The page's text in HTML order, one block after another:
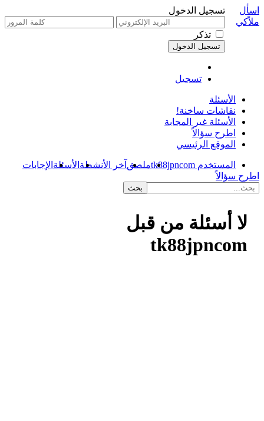
تسجيل الدخول
تذكر
تسجيل
اسأل
ملاًكي
الأسئلة
نقاشات ساخنة!
الأسئلة غير المجابة
اطرح سؤالاً
الموقع الرئيسي
المستخدم tk88jpncom ملصق آخر الأنشطة الأسئلة الإجابات
اطرح سؤالاً
لا أسئلة من قبل
tk88jpncom